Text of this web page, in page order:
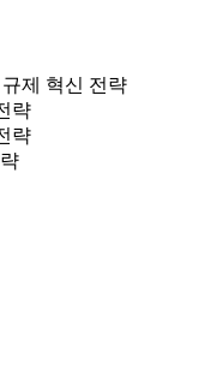
제 혁신 전략
략
략